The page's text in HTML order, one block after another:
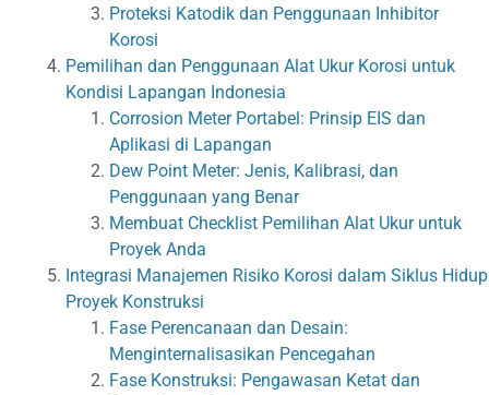
Proteksi Katodik dan Penggunaan Inhibitor
Korosi
Pemilihan dan Penggunaan Alat Ukur Korosi untuk
Kondisi Lapangan Indonesia
Corrosion Meter Portabel: Prinsip EIS dan
Aplikasi di Lapangan
Dew Point Meter: Jenis, Kalibrasi, dan
Penggunaan yang Benar
Membuat Checklist Pemilihan Alat Ukur untuk
Proyek Anda
Integrasi Manajemen Risiko Korosi dalam Siklus Hidup
Proyek Konstruksi
Fase Perencanaan dan Desain:
Menginternalisasikan Pencegahan
Fase Konstruksi: Pengawasan Ketat dan